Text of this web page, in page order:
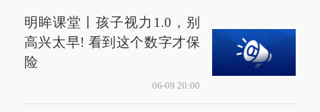
明眸课堂丨孩子视力1.0，别
高兴太早! 看到这个数字才保
险
06-09 20:00